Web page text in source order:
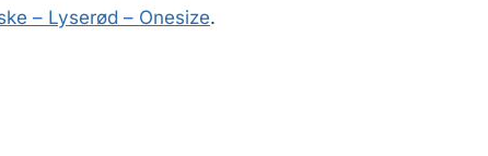
– Lyserød – Onesize.